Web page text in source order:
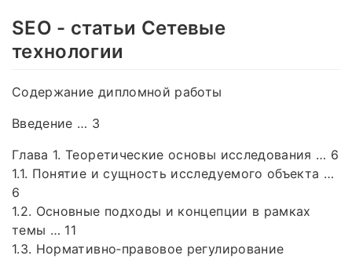
SEO - статьи Сетевые
технологии
Содержание дипломной работы
Введение … 3
Глава 1. Теоретические основы исследования … 6
1.1. Понятие и сущность исследуемого объекта …
6
1.2. Основные подходы и концепции в рамках
темы … 11
1.3. Нормативно‑правовое регулирование